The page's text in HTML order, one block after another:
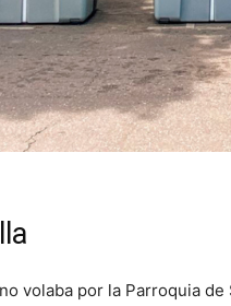
volaba por la Parroquia